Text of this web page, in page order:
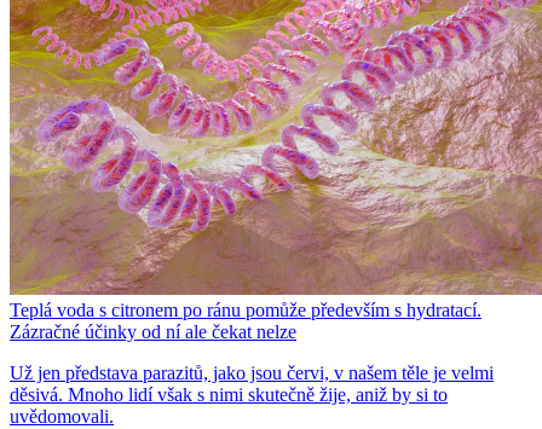
Teplá voda s citronem po ránu pomůže především s hydratací.
Zázračné účinky od ní ale čekat nelze
Už jen představa parazitů, jako jsou červi, v našem těle je velmi
děsivá. Mnoho lidí však s nimi skutečně žije, aniž by si to
uvědomovali.